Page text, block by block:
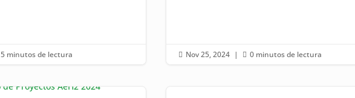
5 minutos de lectura  Nov 25, 2024 |  0 minutos de lectura